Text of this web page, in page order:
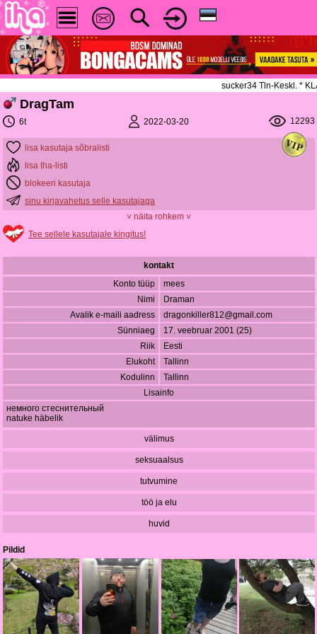
sucker34 Tln-Keskl. *
DragTam
6t 2022-03-20 12293
lisa kasutaja sõbralisti
lisa Iha-listi
blokeeri kasutaja
sinu kirjavahetus selle kasutajaga
˅ näita rohkem ˅
Tee sellele kasutajale kingitus!
kontakt
Konto tüüp
mees
Nimi
Draman
Avalik e-maili aadress
dragonkiller812@gmail.com
Sünniaeg
17. veebruar 2001 (25)
Riik
Eesti
Elukoht
Tallinn
Kodulinn
Tallinn
Lisainfo
немного стеснительный
natuke häbelik
välimus
seksuaalsus
tutvumine
töö ja elu
huvid
Pildid